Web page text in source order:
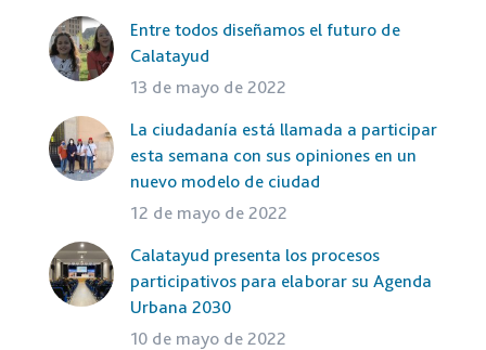
Entre todos diseñamos el futuro de
Calatayud
13 de mayo de 2022
La ciudadanía está llamada a participar
esta semana con sus opiniones en un
nuevo modelo de ciudad
12 de mayo de 2022
Calatayud presenta los procesos
participativos para elaborar su Agenda
Urbana 2030
10 de mayo de 2022